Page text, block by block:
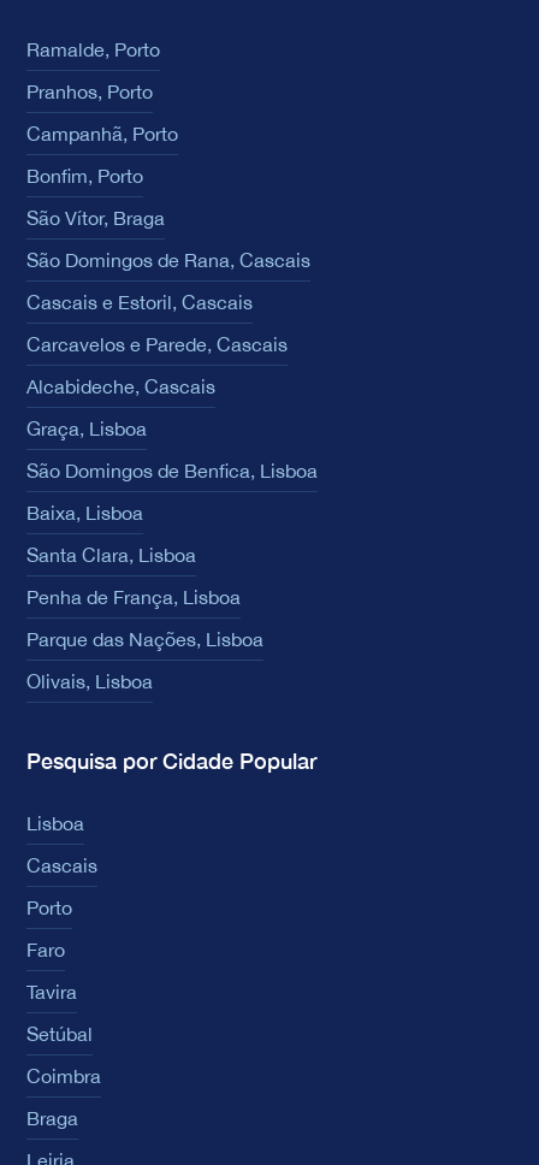
Ramalde, Porto
Pranhos, Porto
Campanhã, Porto
Bonfim, Porto
São Vítor, Braga
São Domingos de Rana, Cascais
Cascais e Estoril, Cascais
Carcavelos e Parede, Cascais
Alcabideche, Cascais
Graça, Lisboa
São Domingos de Benfica, Lisboa
Baixa, Lisboa
Santa Clara, Lisboa
Penha de França, Lisboa
Parque das Nações, Lisboa
Olivais, Lisboa
Pesquisa por Cidade Popular
Lisboa
Cascais
Porto
Faro
Tavira
Setúbal
Coimbra
Braga
Leiria